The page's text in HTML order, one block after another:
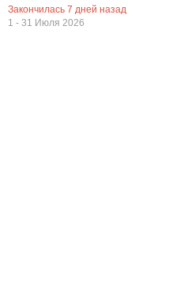
Закончилась 7 дней назад
1 - 31 Июля 2026